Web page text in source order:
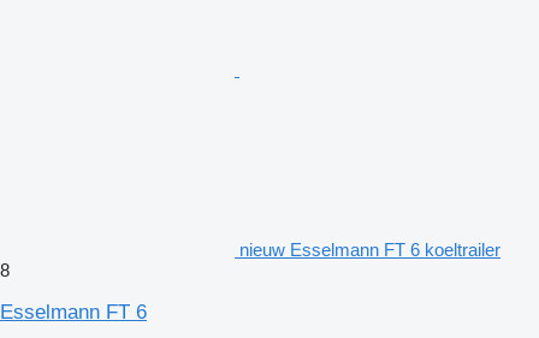
nieuw Esselmann FT 6 koeltrailer
8
Esselmann FT 6